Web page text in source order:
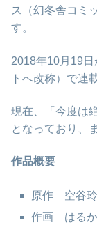
ス（幻冬舎コミ
す。
2018年10月19
トへ改称）で連
現在、「今度は
となっており、
作品概要
原作 空谷
作画 はる